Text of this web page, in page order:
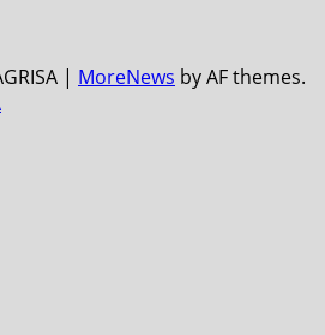
| MoreNews by AF themes.